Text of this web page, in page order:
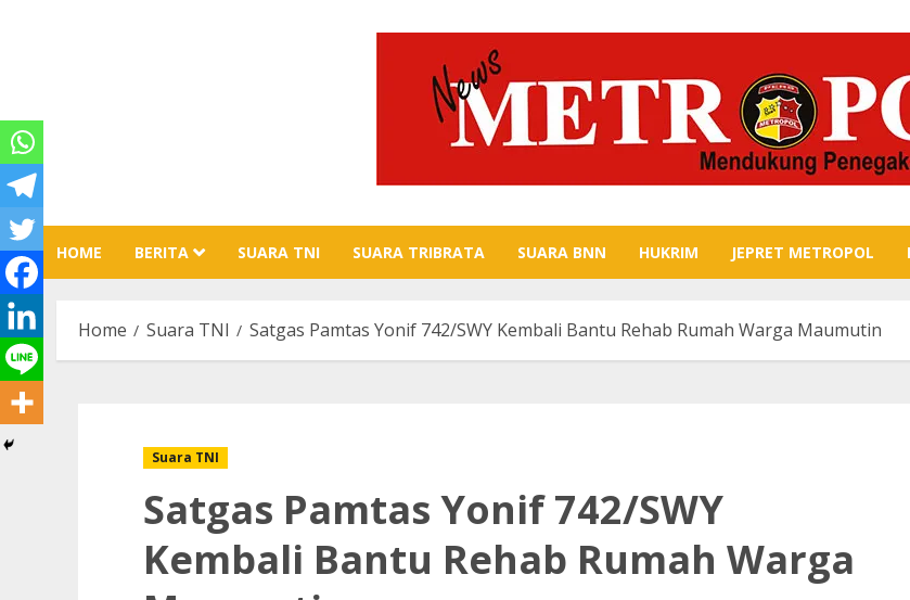
HOME BERITA SUARA TNI SUARA TRIBRATA SUARA BNN HUKRIM JEPRET METROPOL
Home Suara TNI Satgas Pamtas Yonif 742/SWY Kembali Bantu Rehab Rumah Warga Maumutin
Suara TNI
Satgas Pamtas Yonif 742/SWY
Kembali Bantu Rehab Rumah Warga